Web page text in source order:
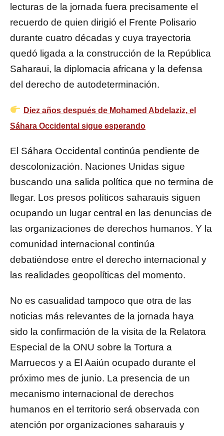
lecturas de la jornada fuera precisamente el
recuerdo de quien dirigió el Frente Polisario
durante cuatro décadas y cuya trayectoria
quedó ligada a la construcción de la República
Saharaui, la diplomacia africana y la defensa
del derecho de autodeterminación.
Diez años después de Mohamed Abdelaziz, el
Sáhara Occidental sigue esperando
El Sáhara Occidental continúa pendiente de
descolonización. Naciones Unidas sigue
buscando una salida política que no termina de
llegar. Los presos políticos saharauis siguen
ocupando un lugar central en las denuncias de
las organizaciones de derechos humanos. Y la
comunidad internacional continúa
debatiéndose entre el derecho internacional y
las realidades geopolíticas del momento.
No es casualidad tampoco que otra de las
noticias más relevantes de la jornada haya
sido la confirmación de la visita de la Relatora
Especial de la ONU sobre la Tortura a
Marruecos y a El Aaiún ocupado durante el
próximo mes de junio. La presencia de un
mecanismo internacional de derechos
humanos en el territorio será observada con
atención por organizaciones saharauis y